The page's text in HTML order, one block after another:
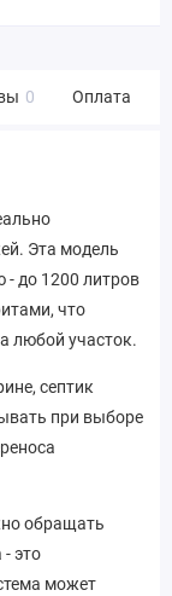
0 Оплата
Эта модель
- до 1200 литров
что
любой участок.
септик
при выборе
обращать
это
может